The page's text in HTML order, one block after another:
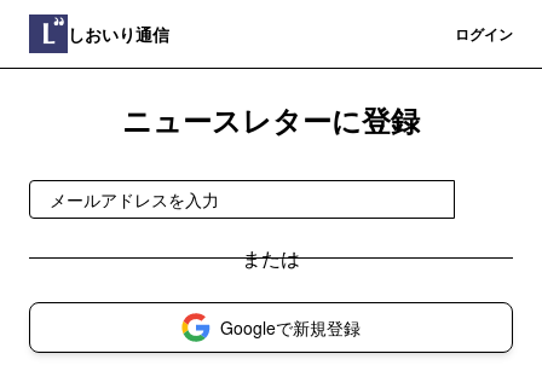
しおいり通信 ログイン
ニュースレターに登録
Googleで新規登録